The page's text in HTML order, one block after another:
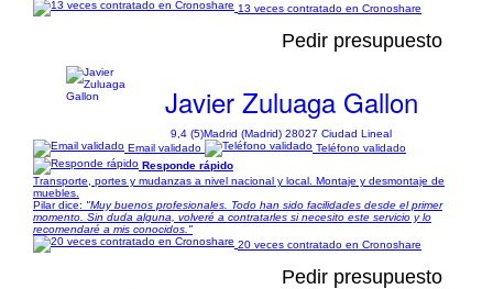
13 veces contratado en Cronoshare
Pedir presupuesto
Javier Zuluaga Gallon
9,4 (5)Madrid (Madrid) 28027 Ciudad Lineal
Email validado
Teléfono validado
Responde rápido
Transporte, portes y mudanzas a nivel nacional y local. Montaje y desmontaje de
muebles.
Pilar dice: "Muy buenos profesionales. Todo han sido facilidades desde el primer
momento. Sin duda alguna, volveré a contratarles si necesito este servicio y lo
recomendaré a mis conocidos."
20 veces contratado en Cronoshare
Pedir presupuesto